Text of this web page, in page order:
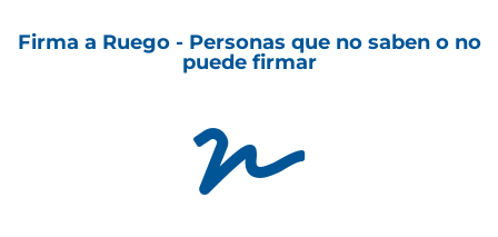
Firma a Ruego - Personas que no saben o no
puede firmar
